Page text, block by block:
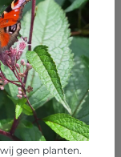
geen planten.